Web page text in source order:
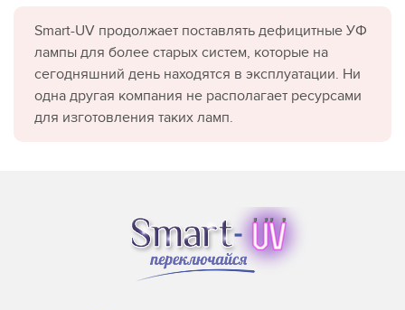
Smart-UV продолжает поставлять дефицитные УФ
лампы для более старых систем, которые на
сегодняшний день находятся в эксплуатации. Ни
одна другая компания не располагает ресурсами
для изготовления таких ламп.